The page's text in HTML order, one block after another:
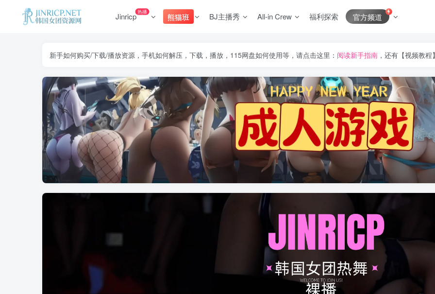
Jinricp热播
熊猫班 BJ主播秀 All-in Crew 福利探索 官方频道
新手如何购买/下载/播放资源，手机如何解压，下载，播放，115网盘如何使用等，请点击这里： 阅读新手指南 ，还有【视频教